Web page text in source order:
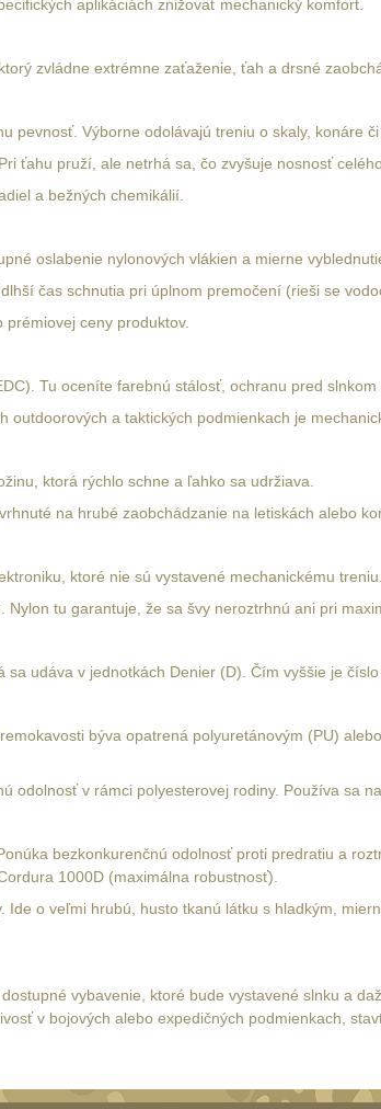
aplikáciách znižovať mechanický komfort.
zvládne extrémne zaťaženie, ťah a drsné
pevnosť. Výborne odolávajú treniu o skaly, konáre či
ťahu pruží, ale netrhá sa, čo zvyšuje nosnosť
a bežných chemikálií.
oslabenie nylonových vlákien a mierne
čas schnutia pri úplnom premočení (rieši se
ceny produktov.
Tu oceníte farebnú stálosť, ochranu pred slnkom
a taktických podmienkach je
ktorá rýchlo schne a ľahko sa udržiava.
na hrubé zaobchádzanie na letiskách alebo
ktoré nie sú vystavené mechanickému treniu.
tu garantuje, že sa švy neroztrhnú ani pri
udáva v jednotkách Denier (D). Čím vyššie je
býva opatrená polyuretánovým (PU)
v rámci polyesterovej rodiny. Používa sa
bezkonkurenčnú odolnosť proti predratiu a
1000D (maximálna robustnosť).
o veľmi hrubú, husto tkanú látku s hladkým,
vybavenie, ktoré bude vystavené slnku a
v bojových alebo expedičných podmienkach,